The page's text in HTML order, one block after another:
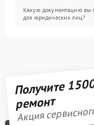
Какую документацию вы
для юридических лиц?
Получите
ремонт
Акция